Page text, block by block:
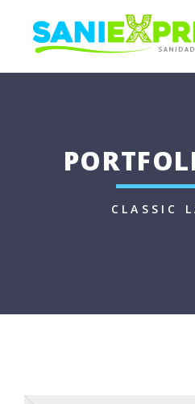
CLASSIC